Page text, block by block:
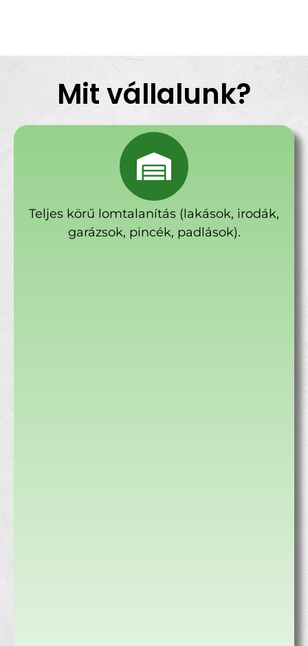
Mit vállalunk?
Teljes körű lomtalanítás (lakások, irodák,
garázsok, pincék, padlások).